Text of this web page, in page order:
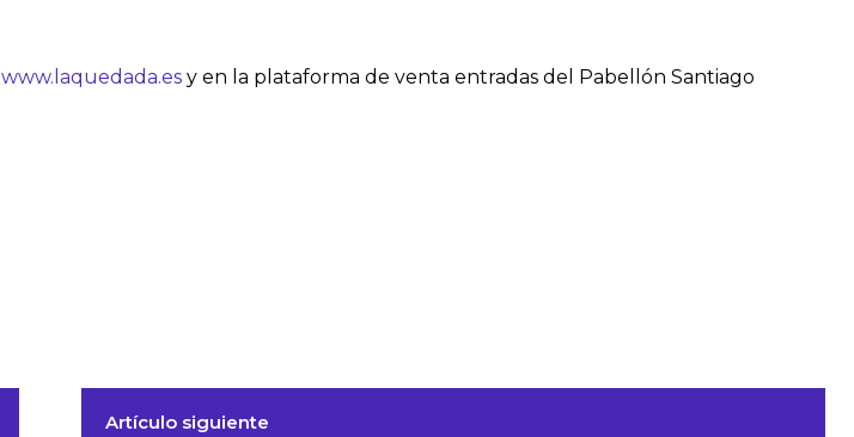
www.laquedada.es y en la plataforma de venta entradas del Pabellón Santiago
Artículo siguiente